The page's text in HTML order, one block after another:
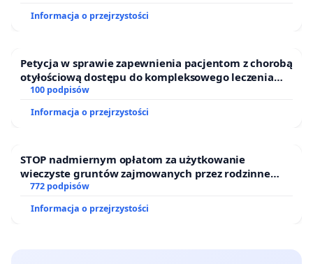
Informacja o przejrzystości
Petycja w sprawie zapewnienia pacjentom z chorobą
otyłościową dostępu do kompleksowego leczenia
oraz programów profilaktycznych.
100 podpisów
Informacja o przejrzystości
STOP nadmiernym opłatom za użytkowanie
wieczyste gruntów zajmowanych przez rodzinne
ogrody działkowe.
772 podpisów
Informacja o przejrzystości